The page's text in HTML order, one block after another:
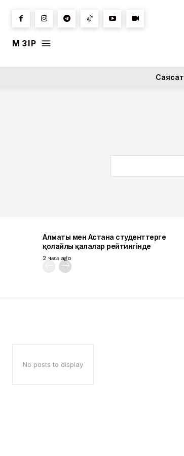
МӘЗІР
Саясат
Алматы мен Астана студенттерге
қолайлы қалалар рейтингінде
2 часа ago
No posts to display